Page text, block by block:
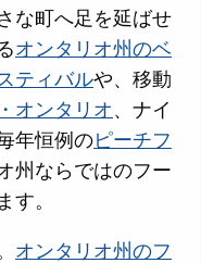
な町へ足を延ばせ
オンタリオ州のベ
ティバルや、移動
オンタリオ、ナイ
年恒例のピーチフ
州ならではのフー
す。
オンタリオ州のフ